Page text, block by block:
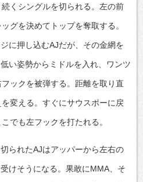
くシングルを切られる。左の前
グを決めてトップを奪取する。
に押し込むAJだが、その金網を
い姿勢からミドルを入れ、ワンツ
ックを被弾する。距離を取り直
変える。すぐにサウスポーに戻
でも左フックを打たれる。
られたAJはアッパーから左右の
けそうになる。果敢にMMA、そ